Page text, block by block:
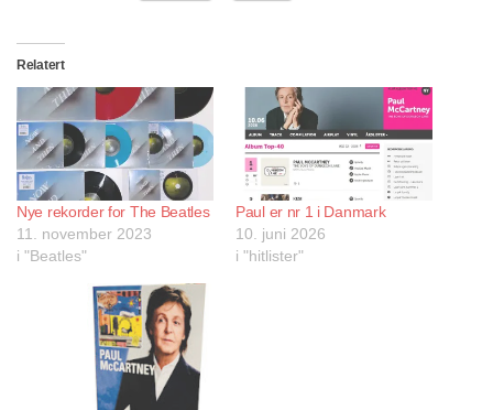
Relatert
Nye rekorder for The Beatles
11. november 2023
i "Beatles"
Paul er nr 1 i Danmark
10. juni 2026
i "hitlister"